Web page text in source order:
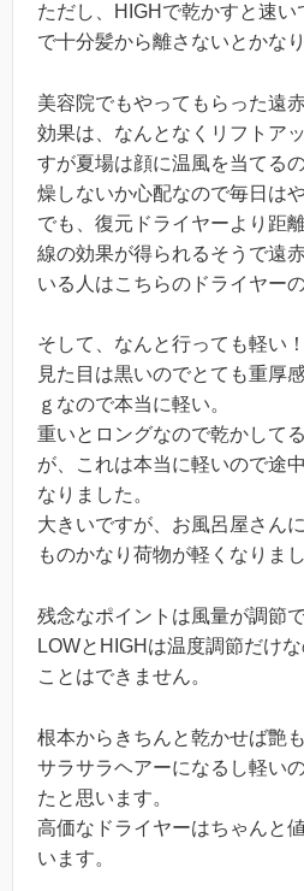
ただし、HIGHで乾かすと速
で十分髪から離さないとかな
美容院でもやってもらった遠
効果は、なんとなくリフトア
すが夏場は顔に温風を当てる
燥しないか心配なので毎日は
でも、復元ドライヤーより距
線の効果が得られるそうで遠
いる人はこちらのドライヤー
そして、なんと行っても軽い！
見た目は黒いのでとても重厚
ｇなので本当に軽い。
重いとロングなので乾かして
が、これは本当に軽いので途
なりました。
大きいですが、お風呂屋さん
ものかなり荷物が軽くなりまし
残念なポイントは風量が調節
LOWとHIGHは温度調節だけ
ことはできません。
根本からきちんと乾かせば艶
サラサラヘアーになるし軽い
たと思います。
高価なドライヤーはちゃんと
います。